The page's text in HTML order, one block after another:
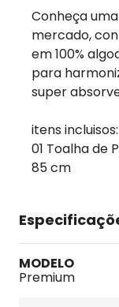
Conheça
mercado,
em 100%
para
super
itens incluisos:
01 Toalha de
85 cm
MODELO
Premium